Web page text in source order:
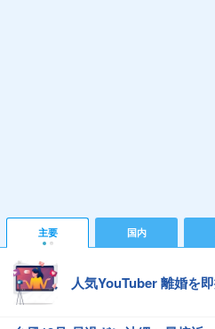
主要 国内
人気YouTuber 離婚を